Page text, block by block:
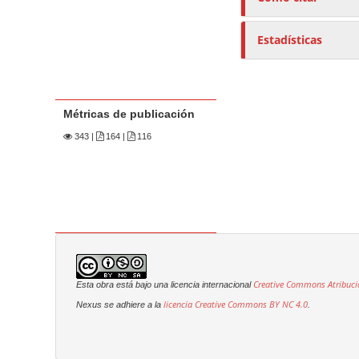
Métricas de publicación
343| 164 | 116
Estadísticas
Esta obra está bajo una licencia internacional Creative Commons
Nexus se adhiere a la licencia Creative Commons BY NC 4.0.